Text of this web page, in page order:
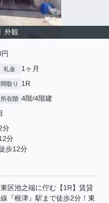
外観
礼金 1ヶ月
間取り 1R
所在階 4階/4階建
分
分
歩12分
池之端に佇む【1R】賃貸
『根津』駅まで徒歩2分！東